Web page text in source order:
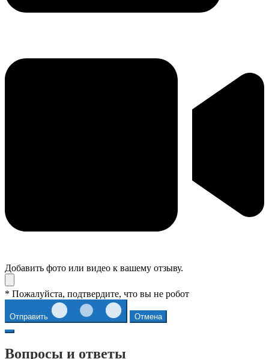
Добавить фото или видео к вашему отзыву.
* Пожалуйста, подтвердите, что вы не робот
Отправить Отмена
Вопросы и ответы